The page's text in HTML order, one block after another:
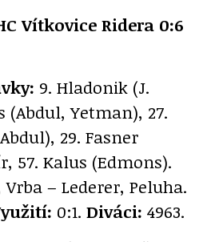
Vítkovice Ridera 0:6
9. Hladonik (J.
(Abdul, Yetman), 27.
29. Fasner
57. Kalus (Edmons).
– Lederer, Peluha.
0:1. Diváci: 4963.